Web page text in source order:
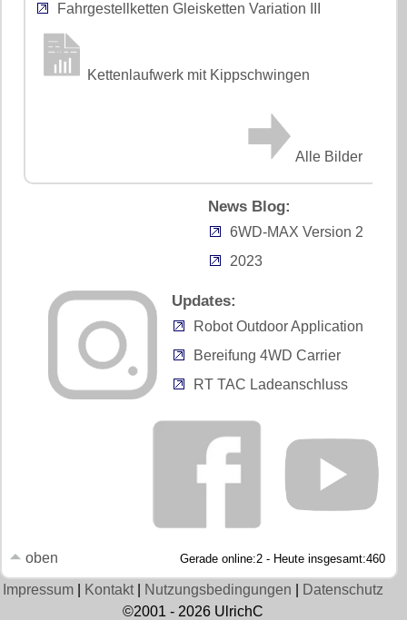
Fahrgestellketten Gleisketten Variation III
Kettenlaufwerk mit Kippschwingen
Alle Bilder
News Blog:
6WD-MAX Version 2
2023
Updates:
Robot Outdoor Application
Bereifung 4WD Carrier
RT TAC Ladeanschluss
Gerade online:2 - Heute insgesamt:460
oben
Impressum Kontakt Nutzungsbedingungen
Datenschutz
©2001 - 2026 UlrichC